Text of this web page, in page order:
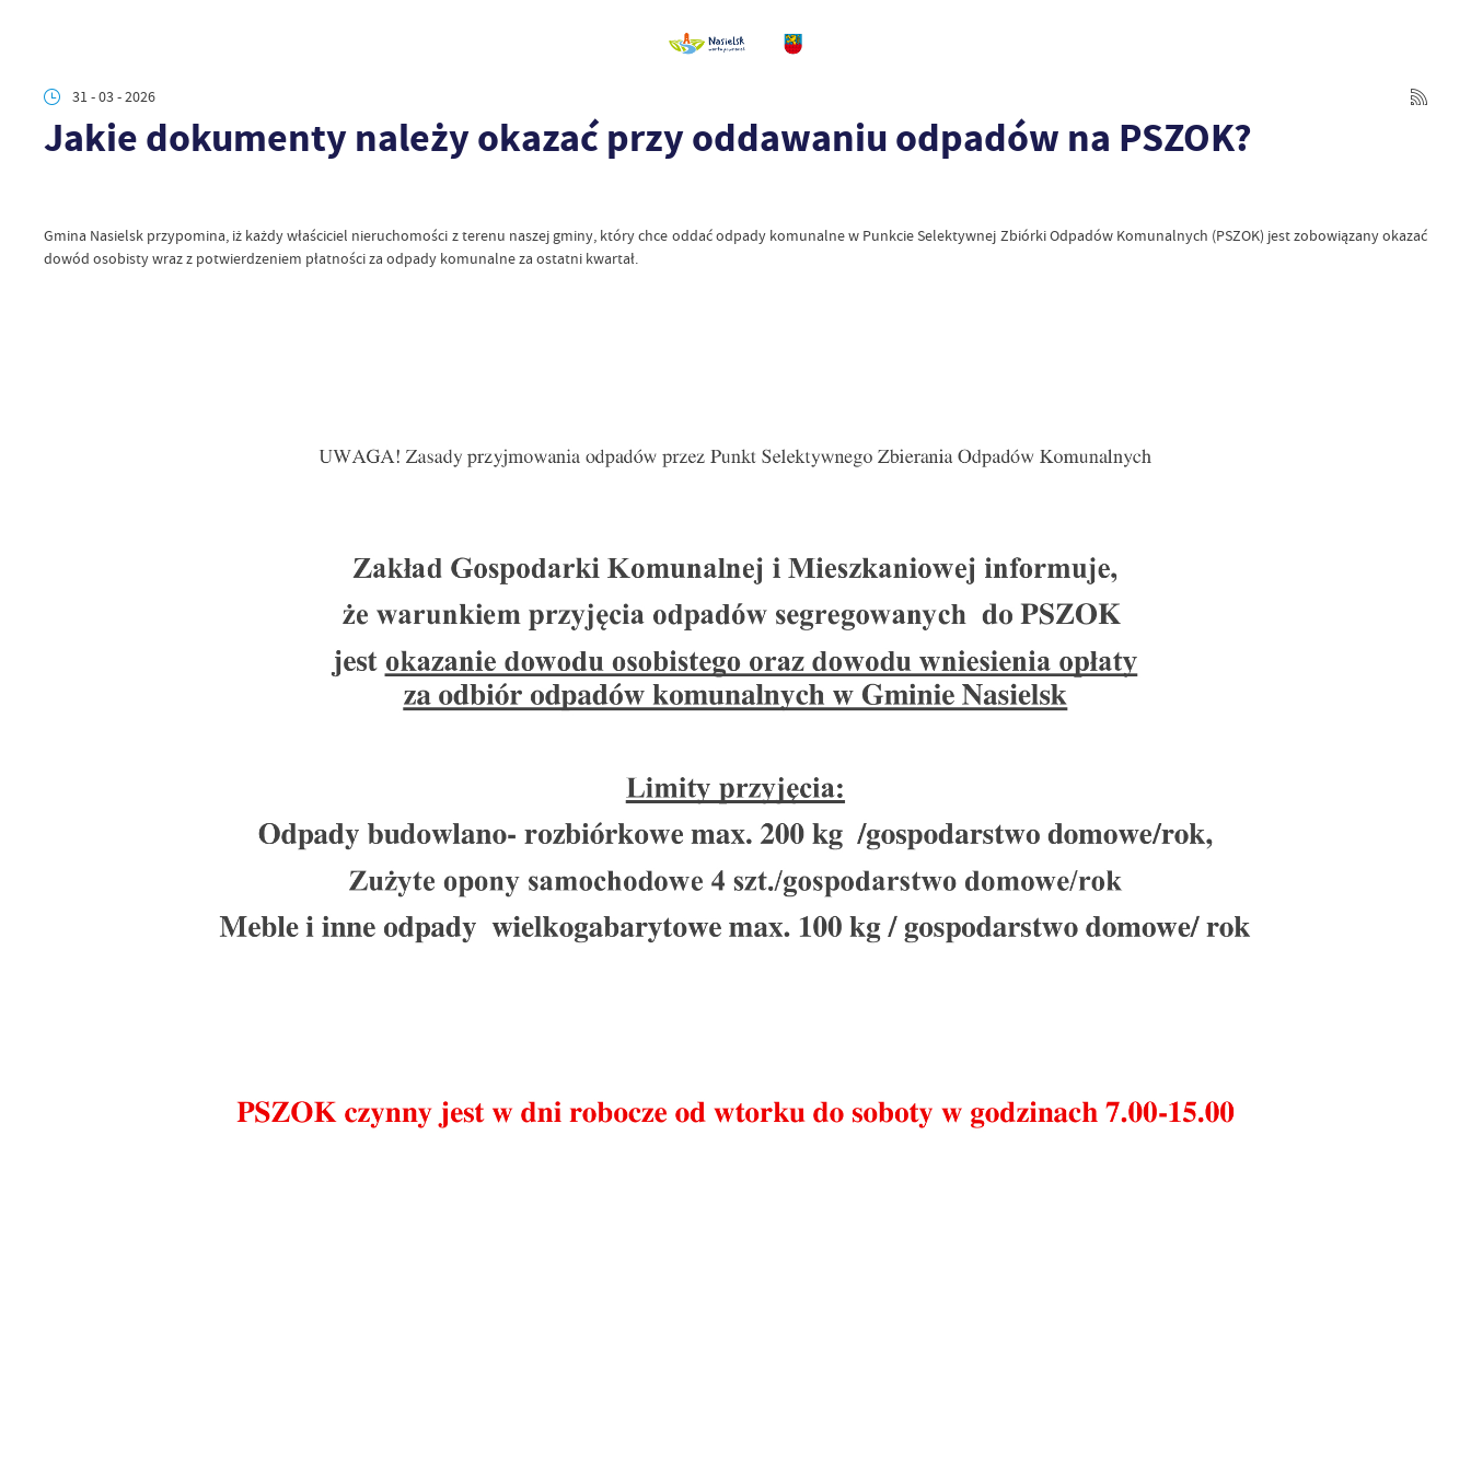
31 - 03 - 2026
Jakie dokumenty należy okazać przy oddawaniu odpadów na PSZOK?
Gmina Nasielsk przypomina, iż każdy właściciel nieruchomości z terenu naszej gminy, który chce oddać odpady komunalne w Punkcie Selektywnej Zbiórki Odpadów Komunalnych (PSZOK) jest zobowiązany okazać
dowód osobisty wraz z potwierdzeniem płatności za odpady komunalne za ostatni kwartał.